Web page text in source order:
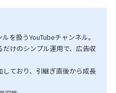
を扱うYouTubeチャンネル。
けのシンプル運用で、広告収
ており、引継ぎ直後から成長